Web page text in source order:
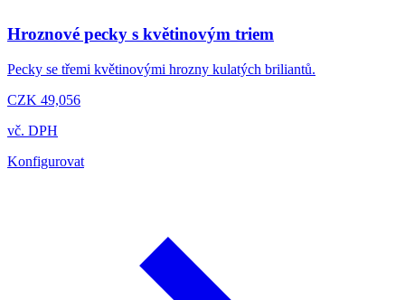
Hroznové pecky s květinovým triem
Pecky se třemi květinovými hrozny kulatých briliantů.
CZK 49,056
vč. DPH
Konfigurovat